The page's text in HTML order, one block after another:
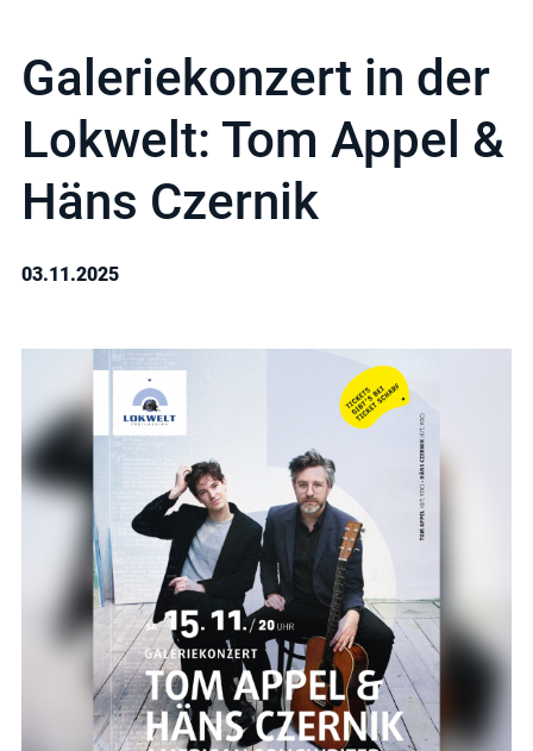
Galeriekonzert in der
Lokwelt: Tom Appel &
Häns Czernik
03.11.2025